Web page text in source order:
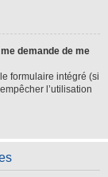
demande de me
formulaire intégré (si
l’utilisation